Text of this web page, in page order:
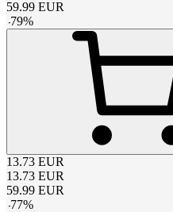
59.99 EUR
-79%
13.73 EUR
13.73 EUR
59.99 EUR
-77%